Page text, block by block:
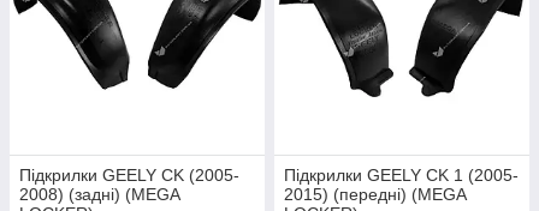
Підкрилки GEELY CK (2005-
2008) (задні) (MEGA
Підкрилки GEELY CK 1 (2005-
2015) (передні) (MEGA